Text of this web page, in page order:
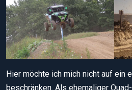
Hier möchte ich mich nicht auf ein
beschränken. Als ehemaliger